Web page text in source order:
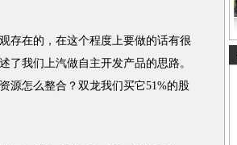
在的，在这个程度上要做的话有很
了我们上汽做自主开发产品的思路。
源怎么整合？双龙我们买它51%的股